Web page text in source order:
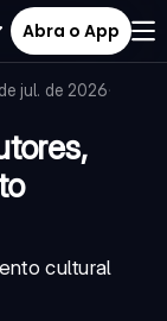
Abra o App
jul. de 2026·
cultural